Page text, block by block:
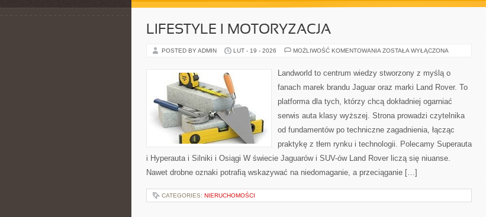
LIFESTYLE I MOTORYZACJA
POSTED BY ADMIN LUT - 19 - 2026 MOŻLIWOŚĆ KOMENTOWANIA LIFESTYLE
ZOSTAŁA WYŁĄCZONA
Landworld to centrum wiedzy stworzony z myślą o
fanach marek brandu Jaguar oraz marki Land Rover. To
platforma dla tych, którzy chcą dokładniej ogarniać
serwis auta klasy wyższej. Strona prowadzi czytelnika
od fundamentów po techniczne zagadnienia, łącząc
praktykę z tłem rynku i technologii. Polecamy Superauta
i Hyperauta i Silniki i Osiągi W świecie Jaguarów i SUV-ów Land Rover liczą się niuanse.
Nawet drobne oznaki potrafią wskazywać na niedomaganie, a przeciąganie […]
CATEGORIES: NIERUCHOMOŚCI